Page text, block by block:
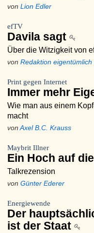
von Lion Edler
efTV
Davila sagt
Über die Witzigkeit von
von Redaktion eigentümlich
Print gegen Internet
Immer mehr
Wie man aus einem
macht
von Axel B.C. Krauss
Maybrit Illner
Ein Hoch auf
Talkrezension
von Günter Ederer
Energiewende
Der
ist der Staat